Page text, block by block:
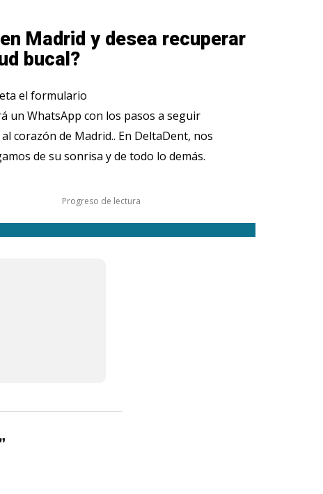
Madrid y desea recuperar
bucal?
el formulario
un WhatsApp con los pasos a seguir
corazón de Madrid.. En DeltaDent, nos
de su sonrisa y de todo lo demás.
Progreso de lectura